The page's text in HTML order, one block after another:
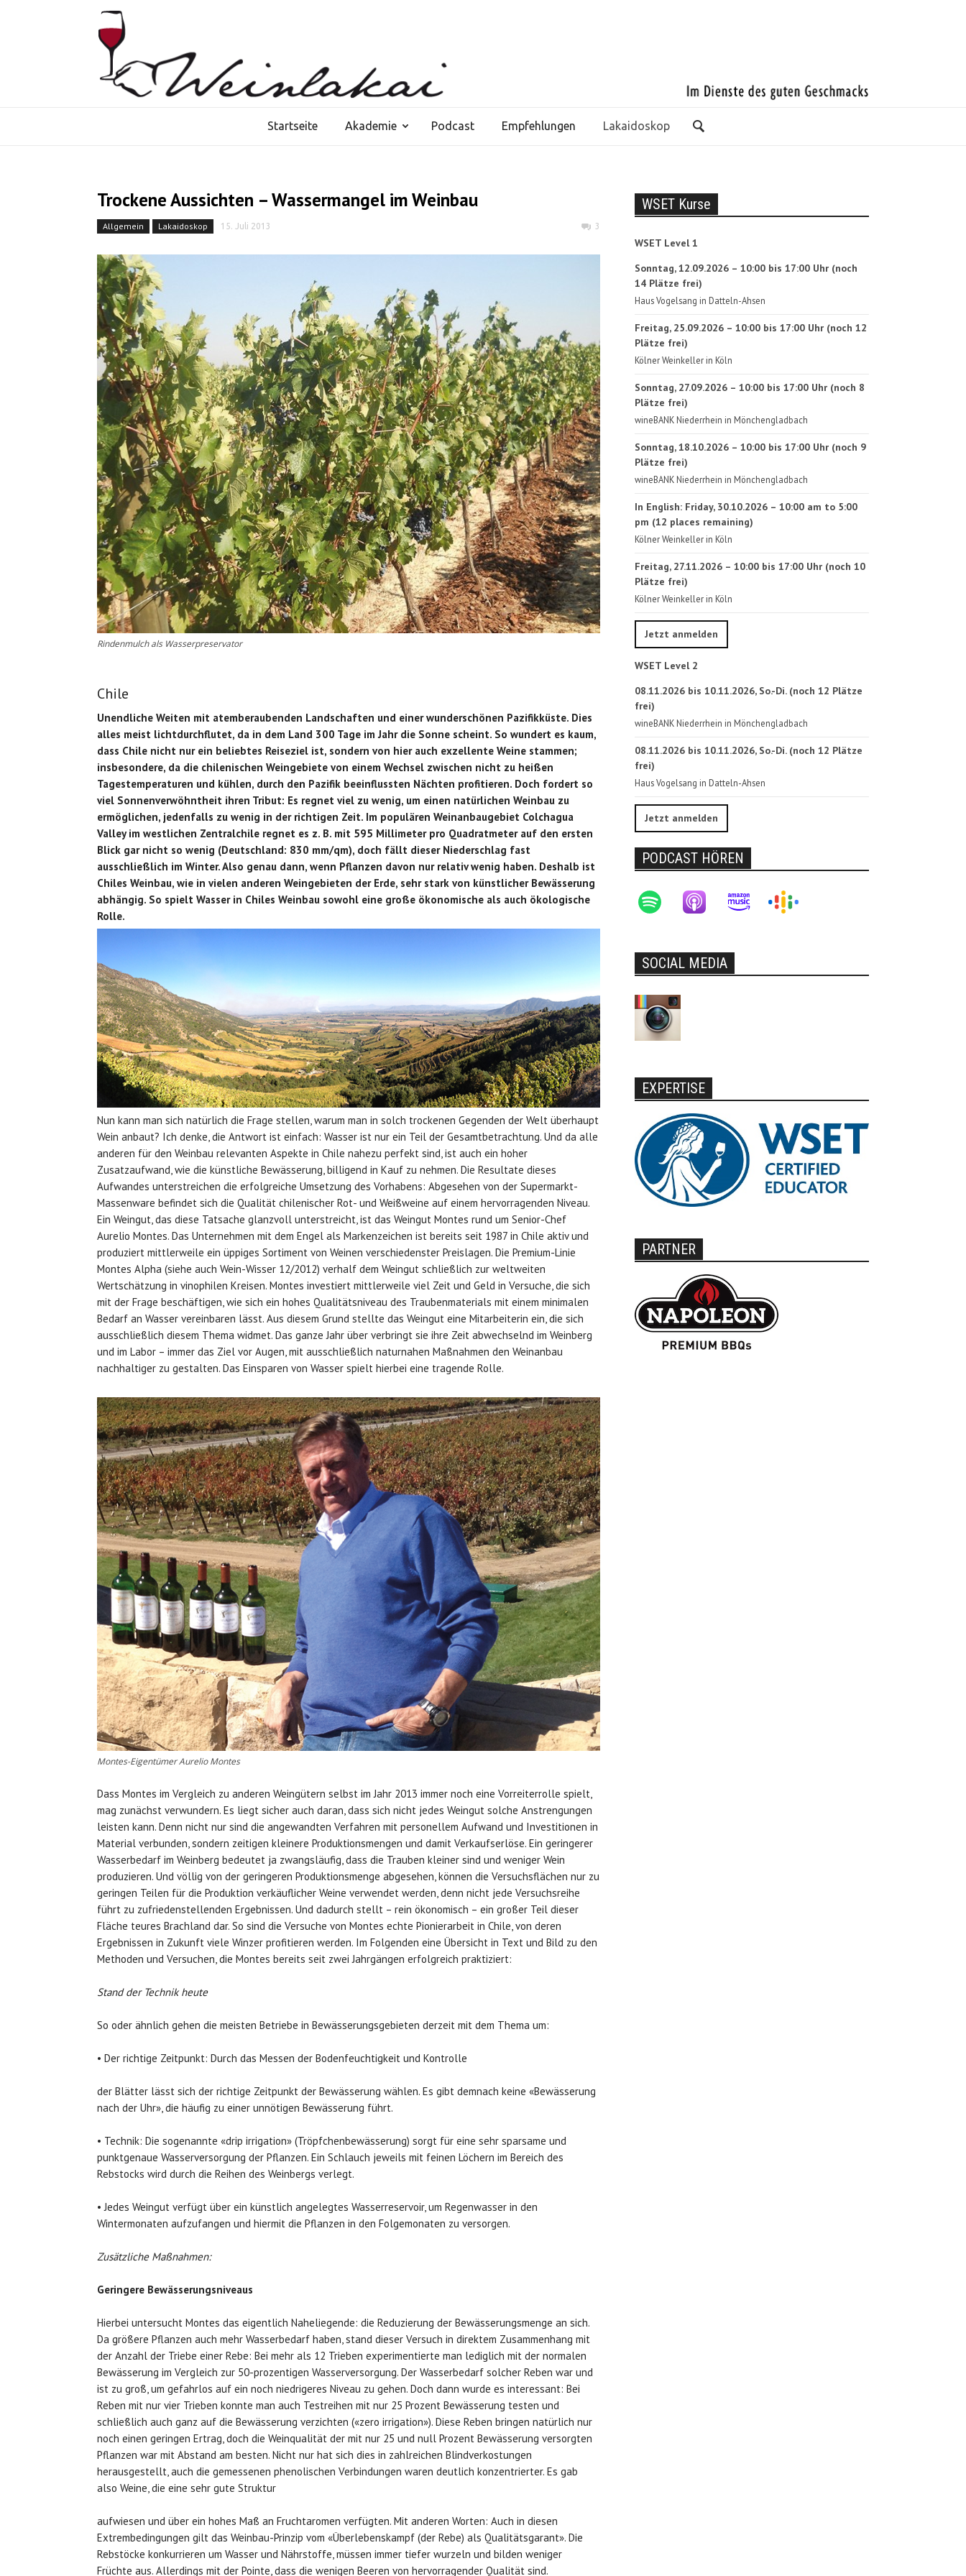
Startseite Akademie Podcast Empfehlungen Lakaidoskop
Trockene Aussichten – Wassermangel im Weinbau
Allgemein Lakaidoskop 15. Juli 2013 3
Rindenmulch als Wasserpreservator
Chile
Unendliche Weiten mit atemberaubenden Landschaften und einer wunderschönen Pazifikküste. Dies
alles meist lichtdurchflutet, da in dem Land 300 Tage im Jahr die Sonne scheint. So wundert es kaum,
dass Chile nicht nur ein beliebtes Reiseziel ist, sondern von hier auch exzellente Weine stammen;
insbesondere, da die chilenischen Weingebiete von einem Wechsel zwischen nicht zu heißen
Tagestemperaturen und kühlen, durch den Pazifik beeinflussten Nächten profitieren. Doch fordert so
viel Sonnenverwöhntheit ihren Tribut: Es regnet viel zu wenig, um einen natürlichen Weinbau zu
ermöglichen, jedenfalls zu wenig in der richtigen Zeit. Im populären Weinanbaugebiet Colchagua
Valley im westlichen Zentralchile regnet es z. B. mit 595 Millimeter pro Quadratmeter auf den ersten
Blick gar nicht so wenig (Deutschland: 830 mm/qm), doch fällt dieser Niederschlag fast
ausschließlich im Winter. Also genau dann, wenn Pflanzen davon nur relativ wenig haben. Deshalb ist
Chiles Weinbau, wie in vielen anderen Weingebieten der Erde, sehr stark von künstlicher Bewässerung
abhängig. So spielt Wasser in Chiles Weinbau sowohl eine große ökonomische als auch ökologische
Rolle.
Nun kann man sich natürlich die Frage stellen, warum man in solch trockenen Gegenden der Welt überhaupt
Wein anbaut? Ich denke, die Antwort ist einfach: Wasser ist nur ein Teil der Gesamtbetrachtung. Und da alle
anderen für den Weinbau relevanten Aspekte in Chile nahezu perfekt sind, ist auch ein hoher
Zusatzaufwand, wie die künstliche Bewässerung, billigend in Kauf zu nehmen. Die Resultate dieses
Aufwandes unterstreichen die erfolgreiche Umsetzung des Vorhabens: Abgesehen von der Supermarkt-
Massenware befindet sich die Qualität chilenischer Rot- und Weißweine auf einem hervorragenden Niveau.
Ein Weingut, das diese Tatsache glanzvoll unterstreicht, ist das Weingut Montes rund um Senior-Chef
Aurelio Montes. Das Unternehmen mit dem Engel als Markenzeichen ist bereits seit 1987 in Chile aktiv und
produziert mittlerweile ein üppiges Sortiment von Weinen verschiedenster Preislagen. Die Premium-Linie
Montes Alpha (siehe auch Wein-Wisser 12/2012) verhalf dem Weingut schließlich zur weltweiten
Wertschätzung in vinophilen Kreisen. Montes investiert mittlerweile viel Zeit und Geld in Versuche, die sich
mit der Frage beschäftigen, wie sich ein hohes Qualitätsniveau des Traubenmaterials mit einem minimalen
Bedarf an Wasser vereinbaren lässt. Aus diesem Grund stellte das Weingut eine Mitarbeiterin ein, die sich
ausschließlich diesem Thema widmet. Das ganze Jahr über verbringt sie ihre Zeit abwechselnd im Weinberg
und im Labor – immer das Ziel vor Augen, mit ausschließlich naturnahen Maßnahmen den Weinanbau
nachhaltiger zu gestalten. Das Einsparen von Wasser spielt hierbei eine tragende Rolle.
Montes-Eigentümer Aurelio Montes
Dass Montes im Vergleich zu anderen Weingütern selbst im Jahr 2013 immer noch eine Vorreiterrolle spielt,
mag zunächst verwundern. Es liegt sicher auch daran, dass sich nicht jedes Weingut solche Anstrengungen
leisten kann. Denn nicht nur sind die angewandten Verfahren mit personellem Aufwand und Investitionen in
Material verbunden, sondern zeitigen kleinere Produktionsmengen und damit Verkaufserlöse. Ein geringerer
Wasserbedarf im Weinberg bedeutet ja zwangsläufig, dass die Trauben kleiner sind und weniger Wein
produzieren. Und völlig von der geringeren Produktionsmenge abgesehen, können die Versuchsflächen nur zu
geringen Teilen für die Produktion verkäuflicher Weine verwendet werden, denn nicht jede Versuchsreihe
führt zu zufriedenstellenden Ergebnissen. Und dadurch stellt – rein ökonomisch – ein großer Teil dieser
Fläche teures Brachland dar. So sind die Versuche von Montes echte Pionierarbeit in Chile, von deren
Ergebnissen in Zukunft viele Winzer profitieren werden. Im Folgenden eine Übersicht in Text und Bild zu den
Methoden und Versuchen, die Montes bereits seit zwei Jahrgängen erfolgreich praktiziert:
Stand der Technik heute
So oder ähnlich gehen die meisten Betriebe in Bewässerungsgebieten derzeit mit dem Thema um:
• Der richtige Zeitpunkt: Durch das Messen der Bodenfeuchtigkeit und Kontrolle
der Blätter lässt sich der richtige Zeitpunkt der Bewässerung wählen. Es gibt demnach keine «Bewässerung
nach der Uhr», die häufig zu einer unnötigen Bewässerung führt.
• Technik: Die sogenannte «drip irrigation» (Tröpfchenbewässerung) sorgt für eine sehr sparsame und
punktgenaue Wasserversorgung der Pflanzen. Ein Schlauch jeweils mit feinen Löchern im Bereich des
Rebstocks wird durch die Reihen des Weinbergs verlegt.
• Jedes Weingut verfügt über ein künstlich angelegtes Wasserreservoir, um Regenwasser in den
Wintermonaten aufzufangen und hiermit die Pflanzen in den Folgemonaten zu versorgen.
Zusätzliche Maßnahmen:
Geringere Bewässerungsniveaus
Hierbei untersucht Montes das eigentlich Naheliegende: die Reduzierung der Bewässerungsmenge an sich.
Da größere Pflanzen auch mehr Wasserbedarf haben, stand dieser Versuch in direktem Zusammenhang mit
der Anzahl der Triebe einer Rebe: Bei mehr als 12 Trieben experimentierte man lediglich mit der normalen
Bewässerung im Vergleich zur 50-prozentigen Wasserversorgung. Der Wasserbedarf solcher Reben war und
ist zu groß, um gefahrlos auf ein noch niedrigeres Niveau zu gehen. Doch dann wurde es interessant: Bei
Reben mit nur vier Trieben konnte man auch Testreihen mit nur 25 Prozent Bewässerung testen und
schließlich auch ganz auf die Bewässerung verzichten («zero irrigation»). Diese Reben bringen natürlich nur
noch einen geringen Ertrag, doch die Weinqualität der mit nur 25 und null Prozent Bewässerung versorgten
Pflanzen war mit Abstand am besten. Nicht nur hat sich dies in zahlreichen Blindverkostungen
herausgestellt, auch die gemessenen phenolischen Verbindungen waren deutlich konzentrierter. Es gab
also Weine, die eine sehr gute Struktur
aufwiesen und über ein hohes Maß an Fruchtaromen verfügten. Mit anderen Worten: Auch in diesen
Extrembedingungen gilt das Weinbau-Prinzip vom «Überlebenskampf (der Rebe) als Qualitätsgarant». Die
Rebstöcke konkurrieren um Wasser und Nährstoffe, müssen immer tiefer wurzeln und bilden weniger
Früchte aus. Allerdings mit der Pointe, dass die wenigen Beeren von hervorragender Qualität sind.
WSET Kurse
WSET Level 1
Sonntag, 12.09.2026 – 10:00 bis 17:00 Uhr (noch
14 Plätze frei)
Haus Vogelsang in Datteln-Ahsen
Freitag, 25.09.2026 – 10:00 bis 17:00 Uhr (noch 12
Plätze frei)
Kölner Weinkeller in Köln
Sonntag, 27.09.2026 – 10:00 bis 17:00 Uhr (noch 8
Plätze frei)
wineBANK Niederrhein in Mönchengladbach
Sonntag, 18.10.2026 – 10:00 bis 17:00 Uhr (noch 9
Plätze frei)
wineBANK Niederrhein in Mönchengladbach
In English: Friday, 30.10.2026 – 10:00 am to 5:00
pm (12 places remaining)
Kölner Weinkeller in Köln
Freitag, 27.11.2026 – 10:00 bis 17:00 Uhr (noch 10
Plätze frei)
Kölner Weinkeller in Köln
Jetzt anmelden
WSET Level 2
08.11.2026 bis 10.11.2026, So.-Di. (noch 12 Plätze
frei)
wineBANK Niederrhein in Mönchengladbach
08.11.2026 bis 10.11.2026, So.-Di. (noch 12 Plätze
frei)
Haus Vogelsang in Datteln-Ahsen
Jetzt anmelden
PODCAST HÖREN
SOCIAL MEDIA
EXPERTISE
PARTNER